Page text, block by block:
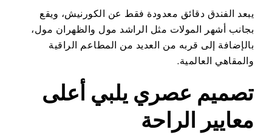
يبعد الفندق دقائق معدودة فقط عن الكورنيش، ويقع
بجانب أشهر المولات مثل الراشد مول والظهران مول،
بالإضافة إلى قربه من العديد من المطاعم الراقية
والمقاهي العالمية.
تصميم عصري يلبي أعلى
معايير الراحة